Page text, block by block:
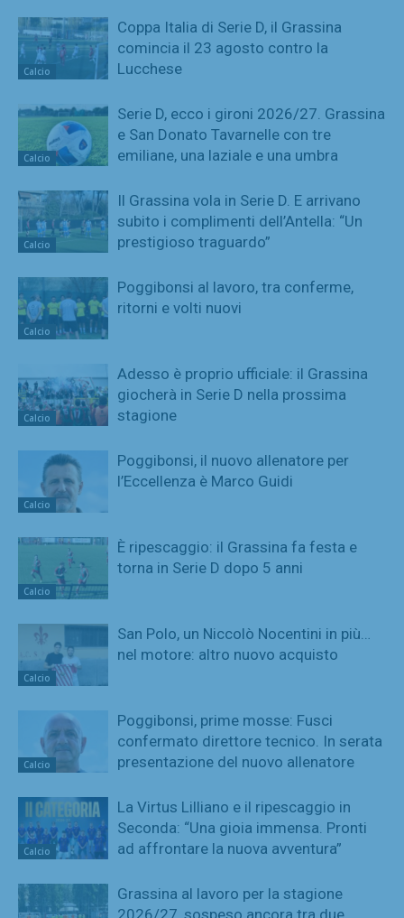
Calcio
Coppa Italia di Serie D, il Grassina
comincia il 23 agosto contro la
Lucchese
Calcio
Serie D, ecco i gironi 2026/27. Grassina
e San Donato Tavarnelle con tre
emiliane, una laziale e una umbra
Calcio
Il Grassina vola in Serie D. E arrivano
subito i complimenti dell’Antella: “Un
prestigioso traguardo”
Calcio
Poggibonsi al lavoro, tra conferme,
ritorni e volti nuovi
Calcio
Adesso è proprio ufficiale: il Grassina
giocherà in Serie D nella prossima
stagione
Calcio
Poggibonsi, il nuovo allenatore per
l’Eccellenza è Marco Guidi
Calcio
È ripescaggio: il Grassina fa festa e
torna in Serie D dopo 5 anni
Calcio
San Polo, un Niccolò Nocentini in più…
nel motore: altro nuovo acquisto
Calcio
Poggibonsi, prime mosse: Fusci
confermato direttore tecnico. In serata
presentazione del nuovo allenatore
Calcio
La Virtus Lilliano e il ripescaggio in
Seconda: “Una gioia immensa. Pronti
ad affrontare la nuova avventura”
Grassina al lavoro per la stagione